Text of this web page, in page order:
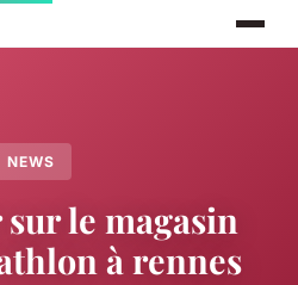
NEWS
le magasin
à rennes